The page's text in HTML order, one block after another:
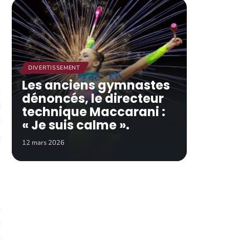
DIVERTISSEMENT
Les anciens gymnastes
dénoncés, le directeur
technique Maccarani :
« Je suis calme ».
12 mars 2026